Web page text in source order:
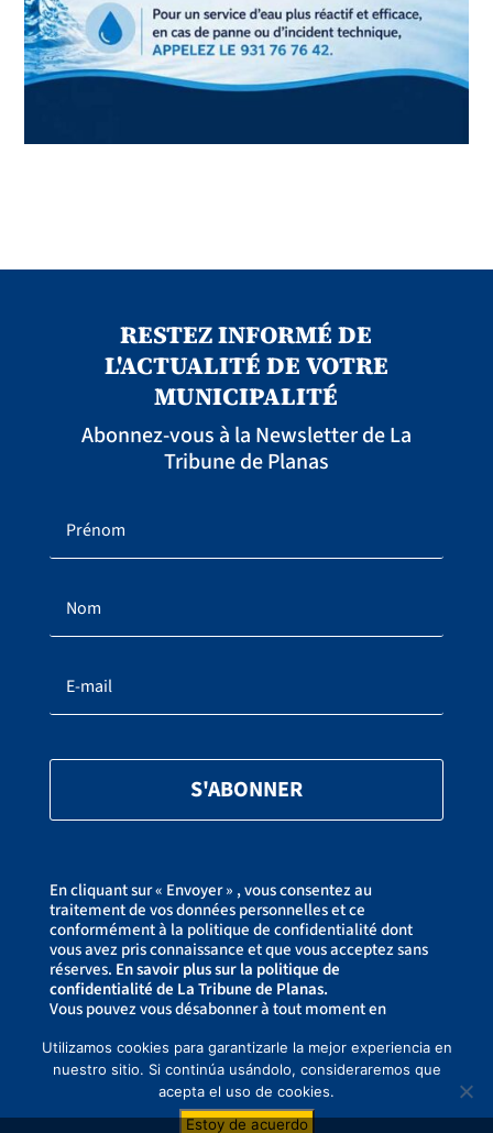
RESTEZ INFORMÉ DE
L'ACTUALITÉ DE VOTRE
MUNICIPALITÉ
Abonnez-vous à la Newsletter de La
Tribune de Planas
S'ABONNER
En cliquant sur « Envoyer » , vous consentez au
traitement de vos données personnelles et ce
conformément à la politique de confidentialité dont
vous avez pris connaissance et que vous acceptez sans
réserves. En savoir plus sur la politique de
confidentialité de La Tribune de Planas.
Vous pouvez vous désabonner à tout moment en
newsletter.
Copyright ©2021-2026 La Tribune de Planas –Politique de confidentialité
– Ce site est protégé par reCAPTCHA et Google
Utilizamos cookies para garantizarle la mejor experiencia en
nuestro sitio. Si continúa usándolo, consideraremos que
acepta el uso de cookies.
Estoy de acuerdo